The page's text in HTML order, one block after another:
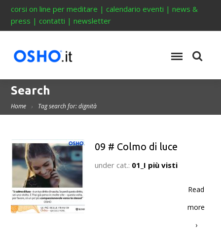
corsi on line per meditare |calendario eventi |news &
press |contatti |newsletter
Search
Home Tag search for: dignità
09 # Colmo di luce
under cat.: 01_I più visti
Read
more
›